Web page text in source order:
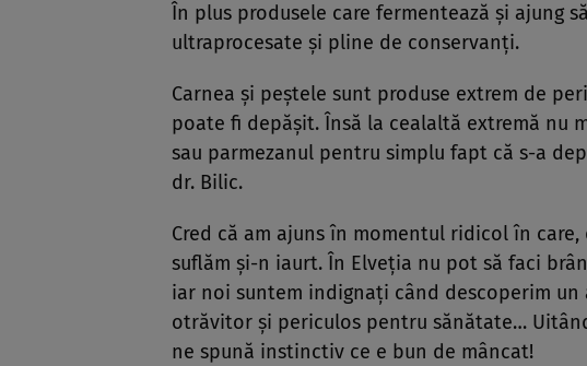
În plus produsele care fermentează și ajung
ultraprocesate și pline de conservanți.
Carnea și peștele sunt produse extrem de
poate fi depășit. Însă la cealaltă extremă nu
sau parmezanul pentru simplu fapt că s-a
dr. Bilic.
Cred că am ajuns în momentul ridicol în
suflăm și-n iaurt. În Elveția nu pot să faci
iar noi suntem indignați când descoperim un
otrăvitor și periculos pentru sănătate…
ne spună instinctiv ce e bun de mâncat!